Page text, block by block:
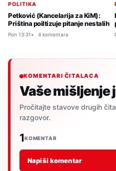
POLITIKA
Petković (Kancelarija za KiM):
Priština poiltizuje pitanje nestalih
Pon 13:31 4 komentara
KOMENTARI ČITALACA
Vaše mišljenje
Pročitajte stavove drugih
razgovor.
1KOMENTAR
Napiši komentar